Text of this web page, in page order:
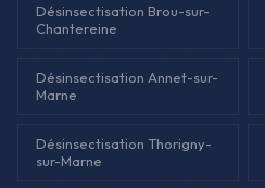
Désinsectisation Brou-sur-
Chantereine
Désinsectisation Annet-sur-
Marne
Désinsectisation Thorigny-
sur-Marne